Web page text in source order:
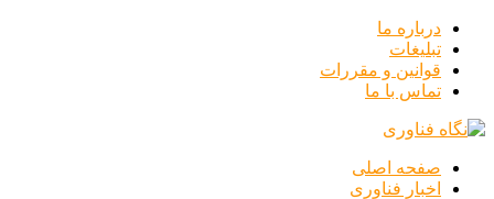
درباره ما
تبلیغات
قوانین و مقررات
تماس با ما
صفحه اصلی
اخبار فناوری